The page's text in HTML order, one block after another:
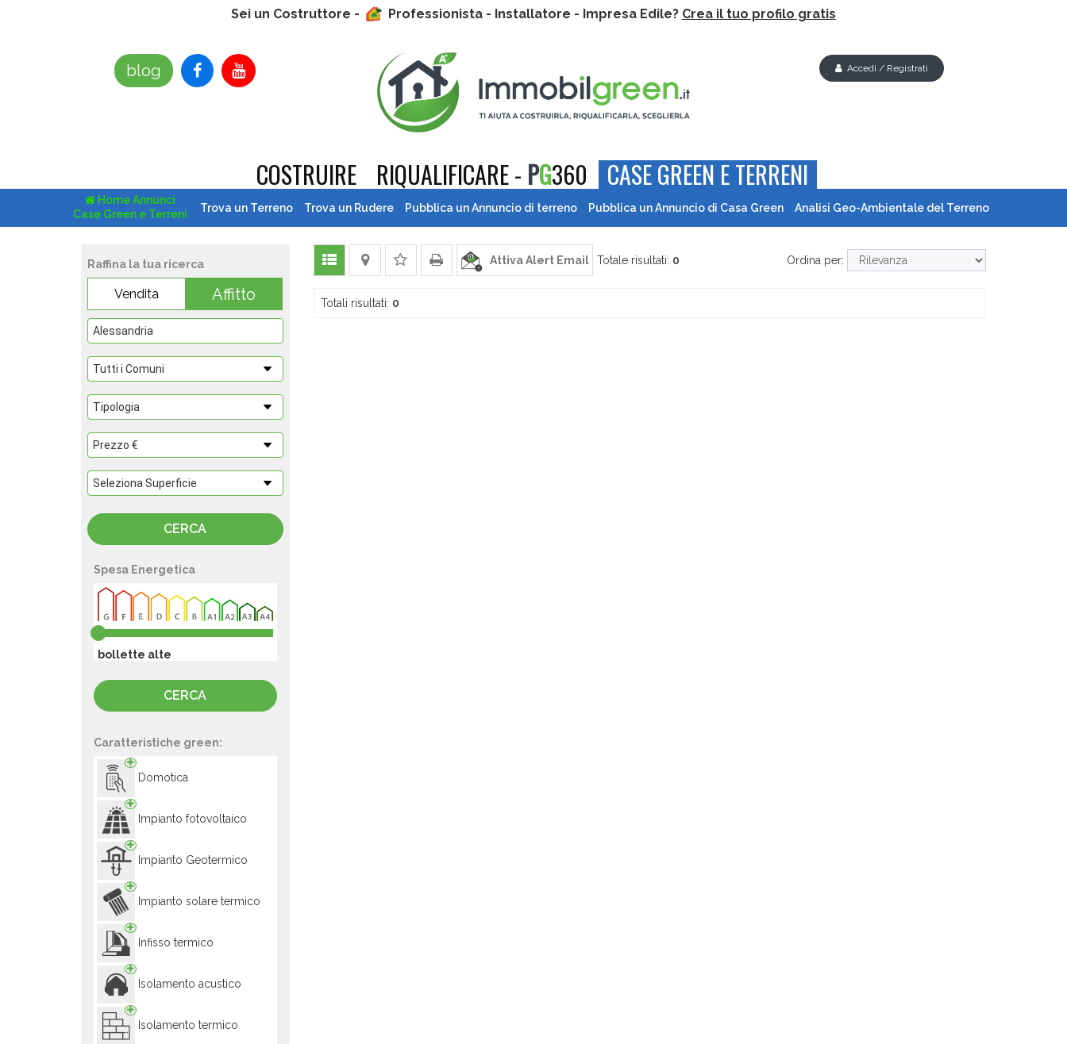
Sei un Costruttore - Professionista - Installatore - Impresa Edile? Crea il tuo profilo gratis
blog Accedi / Registrati
COSTRUIRE RIQUALIFICARE - PG360 CASE GREEN E TERRENI
Home Annunci
Case Green e Terreni
Trova un Terreno Trova un Rudere Pubblica un Annuncio di terreno Pubblica un Annuncio di Casa Green Analisi Geo-Ambientale del Terreno
Raffina la tua ricerca
Vendita Affitto
Spesa Energetica
bollette alte
Caratteristiche green:
Domotica
Impianto fotovoltaico
Impianto Geotermico
Impianto solare termico
Infisso termico
Isolamento acustico
Isolamento termico
Attiva Alert Email Totale risultati: 0 Ordina per:
Totali risultati: 0